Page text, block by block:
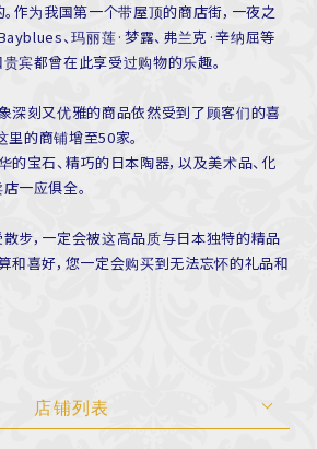
作为我国第一个带屋顶的商店街，一夜之
、玛丽莲·梦露、弗兰克·辛纳屈等
宾都曾在此享受过购物的乐趣。
深刻又优雅的商品依然受到了顾客们的喜
里的商铺增至50家。
的宝石、精巧的日本陶器，以及美术品、化
一应俱全。
步，一定会被这高品质与日本独特的精品
和喜好，您一定会购买到无法忘怀的礼品和
店铺列表